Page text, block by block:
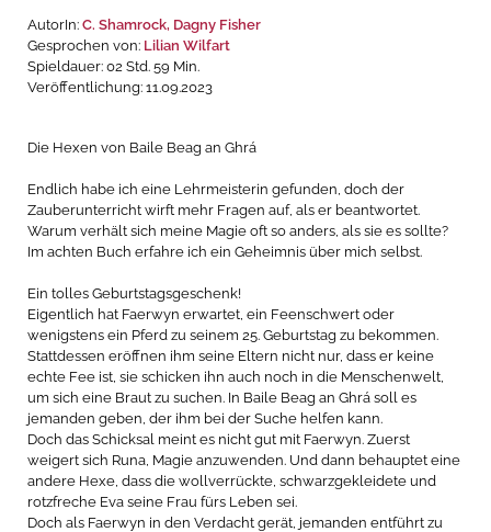
AutorIn: C. Shamrock, Dagny Fisher
Gesprochen von: Lilian Wilfart
Spieldauer: 02 Std. 59 Min.
Veröffentlichung: 11.09.2023
Die Hexen von Baile Beag an Ghrá
Endlich habe ich eine Lehrmeisterin gefunden, doch der
Zauberunterricht wirft mehr Fragen auf, als er beantwortet.
Warum verhält sich meine Magie oft so anders, als sie es sollte?
Im achten Buch erfahre ich ein Geheimnis über mich selbst.
Ein tolles Geburtstagsgeschenk!
Eigentlich hat Faerwyn erwartet, ein Feenschwert oder
wenigstens ein Pferd zu seinem 25. Geburtstag zu bekommen.
Stattdessen eröffnen ihm seine Eltern nicht nur, dass er keine
echte Fee ist, sie schicken ihn auch noch in die Menschenwelt,
um sich eine Braut zu suchen. In Baile Beag an Ghrá soll es
jemanden geben, der ihm bei der Suche helfen kann.
Doch das Schicksal meint es nicht gut mit Faerwyn. Zuerst
weigert sich Runa, Magie anzuwenden. Und dann behauptet eine
andere Hexe, dass die wollverrückte, schwarzgekleidete und
rotzfreche Eva seine Frau fürs Leben sei.
Doch als Faerwyn in den Verdacht gerät, jemanden entführt zu